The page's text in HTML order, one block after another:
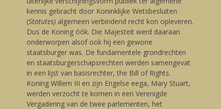
kennis gebracht door Koninklijke Wetsbesluiten
(Statutes) algemeen verbindend recht kon opleveren.
Dus de Koning óók. Die Majesteit werd daaraan
onderworpen alsof ook hij een gewone
staatsburger was. De fundamentele grondrechten
en staatsburgerschapsrechten werden samengevat
in een lijst van basisrechter, the Bill of Rights.
Koning Willem III en zijn Engelse eega, Mary Stuart,
werden verzocht te komen in een Verenigde
Vergadering van de twee parlementen, het